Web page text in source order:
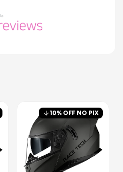
10% OFF NO PIX